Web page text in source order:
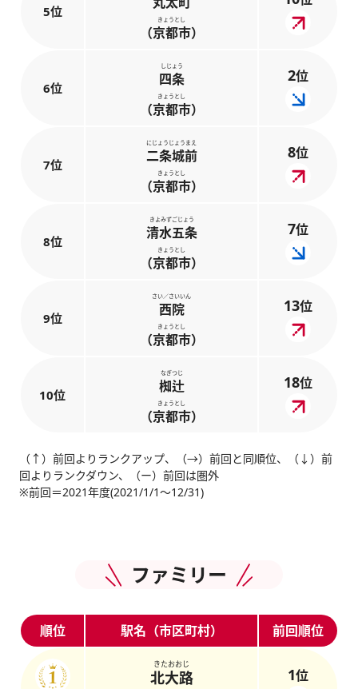
5位 きょうとし
（京都市）
6位
しじょう
四条
きょうとし
（京都市）
2位
7位
にじょうじょうまえ
二条城前
きょうとし
（京都市）
8位
8位
きよみずごじょう
清水五条
きょうとし
（京都市）
7位
9位
さい／さいいん
西院
きょうとし
（京都市）
13位
10位
なぎつじ
椥辻
きょうとし
（京都市）
18位
（↑）前回よりランクアップ、（→）前回と同順位、（↓）前
回よりランクダウン、（ー）前回は圏外
※前回＝2021年度(2021/1/1～12/31)
ファミリー
順位 駅名（市区町村） 前回順位
きたおおじ
北大路 1位